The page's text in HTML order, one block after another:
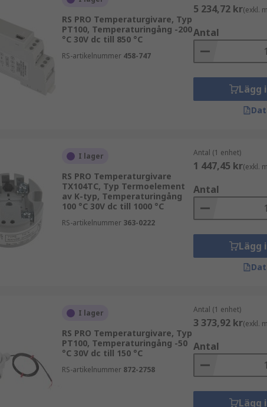
som RS Components erbjuder och beställ idag för
RS PRO Temperaturgivare, Typ
PT100, Temperaturingång -200
°C 30V dc till 850 °C
RS-artikelnummer 458-747
5 234,72 kr(exkl.
Antal
Lägg
I lager
RS PRO Temperaturgivare
TX104TC, Typ Termoelement
av K-typ, Temperaturingång
100 °C 30V dc till 1000 °C
RS-artikelnummer 363-0222
Antal (1 enhet)
1 447,45 kr(exkl.
Antal
Lägg
I lager
RS PRO Temperaturgivare, Typ
PT100, Temperaturingång -50
°C 30V dc till 150 °C
RS-artikelnummer 872-2758
Antal (1 enhet)
3 373,92 kr(exkl.
Antal
Lägg